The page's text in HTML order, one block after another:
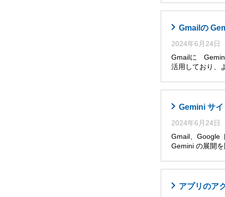
Gmailの
2024年6月24日
Gmailに Gemini
活用しており、
Gemini サ
2024年6月24日
Gmail、Google
Gemini の展開
アプリのア